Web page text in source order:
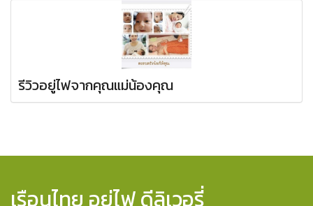
รีวิวอยู่ไฟจากคุณแม่น้องคุณ
เรือนไทย อยู่ไฟ ดีลิเวอรี่